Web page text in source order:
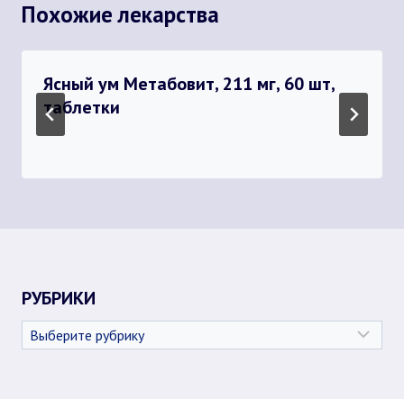
Похожие лекарства
Ясный ум Метабовит, 211 мг, 60 шт,
таблетки
РУБРИКИ
Рубрики